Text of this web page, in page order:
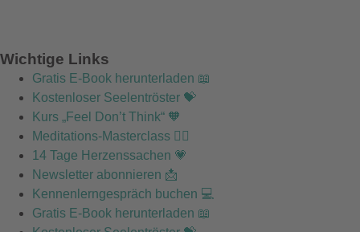
Wichtige Links
Gratis E-Book herunterladen 📖
Kostenloser Seelentröster 💝
Kurs „Feel Don’t Think“ 🧡
Meditations-Masterclass 🧘‍♂️
14 Tage Herzenssachen 💗
Newsletter abonnieren 📩
Kennenlerngespräch buchen 💻
Gratis E-Book herunterladen 📖